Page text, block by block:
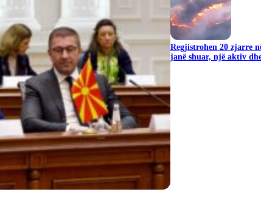
Regjistrohen 20 zjarre
janë shuar, një aktiv